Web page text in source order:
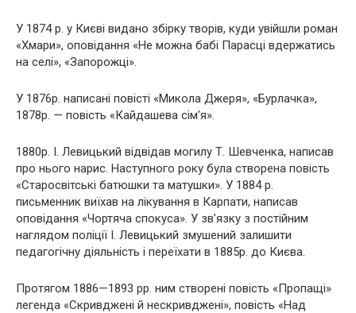
У 1874 р. у Києві видано збірку творів, куди увійшли роман
«Хмари», оповідання «Не можна бабі Парасці вдержатись
на селі», «Запорожці».
У 1876р. написані повісті «Микола Джеря», «Бурлачка»,
1878р. — повість «Кайдашева сім’я».
1880р. І. Левицький відвідав могилу Т. Шевченка, написав
про нього нарис. Наступного року була створена повість
«Старосвітські батюшки та матушки». У 1884 р.
письменник виїхав на лікування в Карпати, написав
оповідання «Чортяча спокуса». У зв’язку з постійним
наглядом поліції І. Левицький змушений залишити
педагогічну діяльність і переїхати в 1885р. до Києва.
Протягом 1886—1893 pp. ним створені повість «Пропащі»
легенда «Скривджені й нескривджені», повість «Над